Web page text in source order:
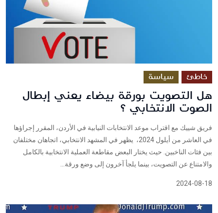
خاطئ سياسة
هل التصويت بورقة بيضاء يعني إبطال
الصوت الانتخابي ؟
فريق شييك مع اقتراب موعد الانتخابات النيابية في الأردن، المقرر إجراؤها
في العاشر من أيلول 2024، يظهر في المشهد الانتخابي، اتجاهان مختلفان
بين فئات الناخبين. حيث يختار البعض مقاطعة العملية الانتخابية بالكامل
والامتناع عن التصويت، بينما يلجأ آخرون إلى وضع ورقة...
2024-08-18